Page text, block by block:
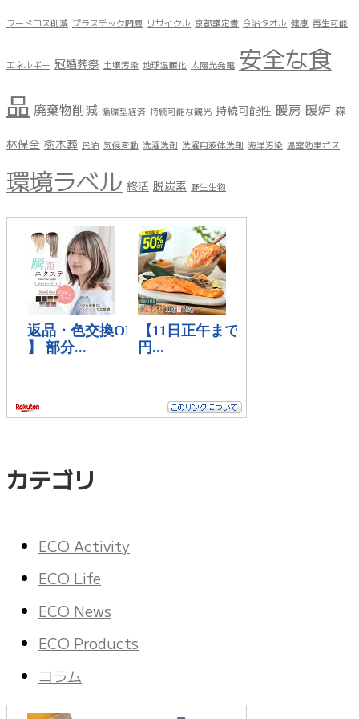
フードロス削減 プラスチック問題 リサイクル 京都議定書 今治タオル 健康 再生可能
エネルギー 冠婚葬祭 土壌汚染 地球温暖化 太陽光発電 安全な食
品 廃棄物削減 循環型経済 持続可能な観光 持続可能性 暖房 暖炉 森
林保全 樹木葬 民泊 気候変動 洗濯洗剤 洗濯用液体洗剤 海洋汚染 温室効果ガス
環境ラベル 終活 脱炭素 野生生物
カテゴリ
ECO Activity
ECO Life
ECO News
ECO Products
コラム